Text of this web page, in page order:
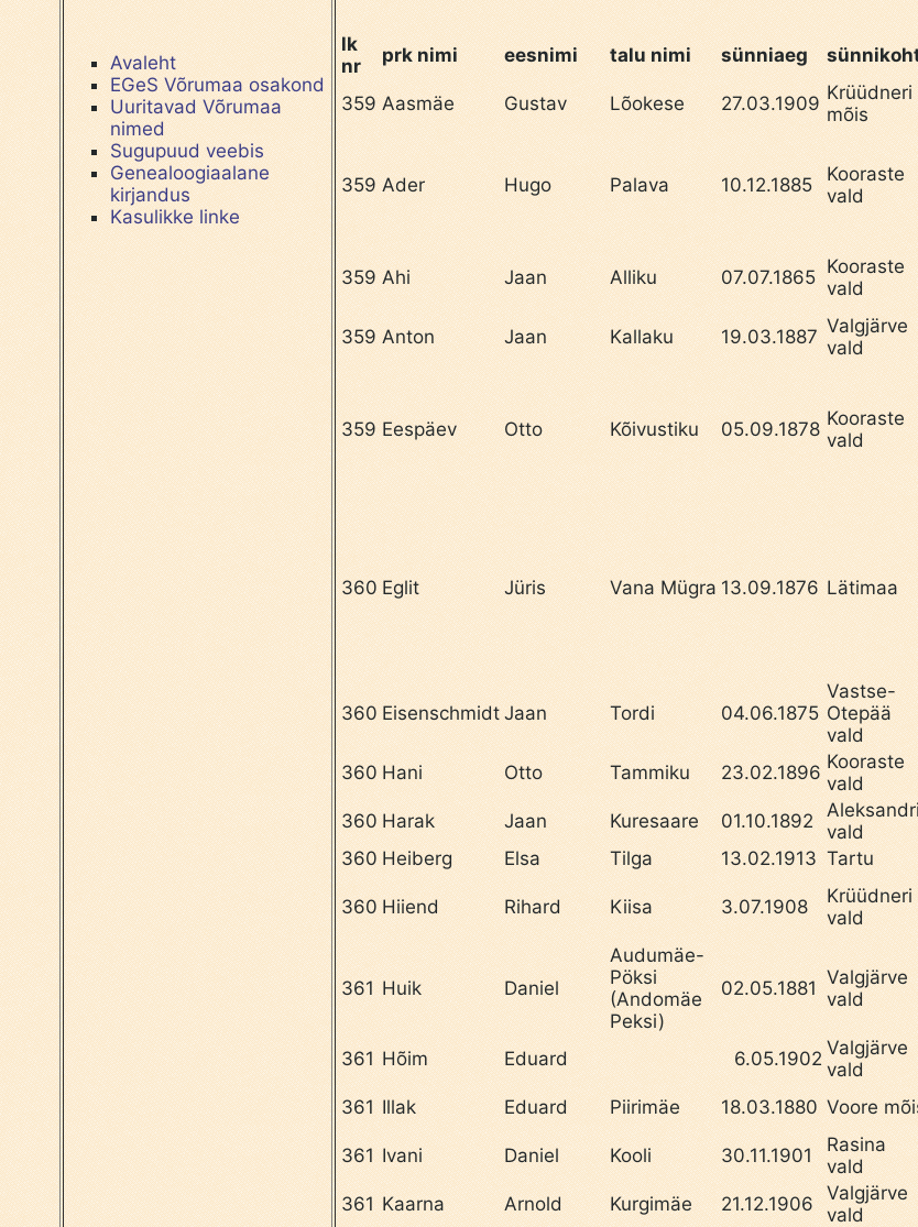
Avaleht
EGeS Võrumaa osakond
Uuritavad Võrumaa
nimed
Sugupuud veebis
Genealoogiaalane
kirjandus
Kasulikke linke
lk
nr
prk nimi eesnimi talu nimi sünniaeg
359 Aasmäe Gustav Lõokese 27.03.1909 Krüüdneri
mõis
359 Ader Hugo Palava 10.12.1885
Kooraste
vald
359 Ahi Jaan Alliku 07.07.1865 Kooraste
vald
359 Anton Jaan Kallaku 19.03.1887 Valgjärve
vald
359 Eespäev Otto Kõivustiku 05.09.1878 Kooraste
vald
360 Eglit Jüris Vana Mügra 13.09.1876 Lätimaa
360 Eisenschmidt Jaan Tordi 04.06.1875
Vastse-
Otepää
vald
360 Hani Otto Tammiku 23.02.1896 Kooraste
vald
360 Harak Jaan Kuresaare 01.10.1892 Aleksandri
vald
360 Heiberg Elsa Tilga 13.02.1913 Tartu
360 Hiiend Rihard Kiisa 3.07.1908
Krüüdneri
vald
361 Huik Daniel
Audumäe-
Pöksi
(Andomäe
Peksi)
02.05.1881 Valgjärve
vald
361 Hõim Eduard 6.05.1902 Valgjärve
vald
361 Illak Eduard Piirimäe 18.03.1880 Voore
361 Ivani Daniel Kooli 30.11.1901
Rasina
vald
361 Kaarna Arnold Kurgimäe 21.12.1906
Valgjärve
vald